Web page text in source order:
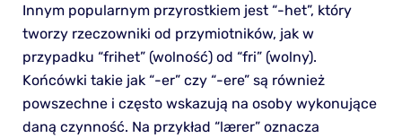
Innym popularnym przyrostkiem jest “-het”, który
tworzy rzeczowniki od przymiotników, jak w
przypadku “frihet” (wolność) od “fri” (wolny).
Końcówki takie jak “-er” czy “-ere” są również
powszechne i często wskazują na osoby wykonujące
daną czynność. Na przykład “lærer” oznacza